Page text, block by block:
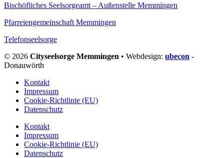
Bischöfliches Seelsorgeamt – Außenstelle Memmingen
Pfarreiengemeinschaft Memmingen
Telefonseelsorge
© 2026 Cityseelsorge Memmingen • Webdesign: ubecon -
Donauwörth
Kontakt
Impressum
Cookie-Richtlinie (EU)
Datenschutz
Kontakt
Impressum
Cookie-Richtlinie (EU)
Datenschutz